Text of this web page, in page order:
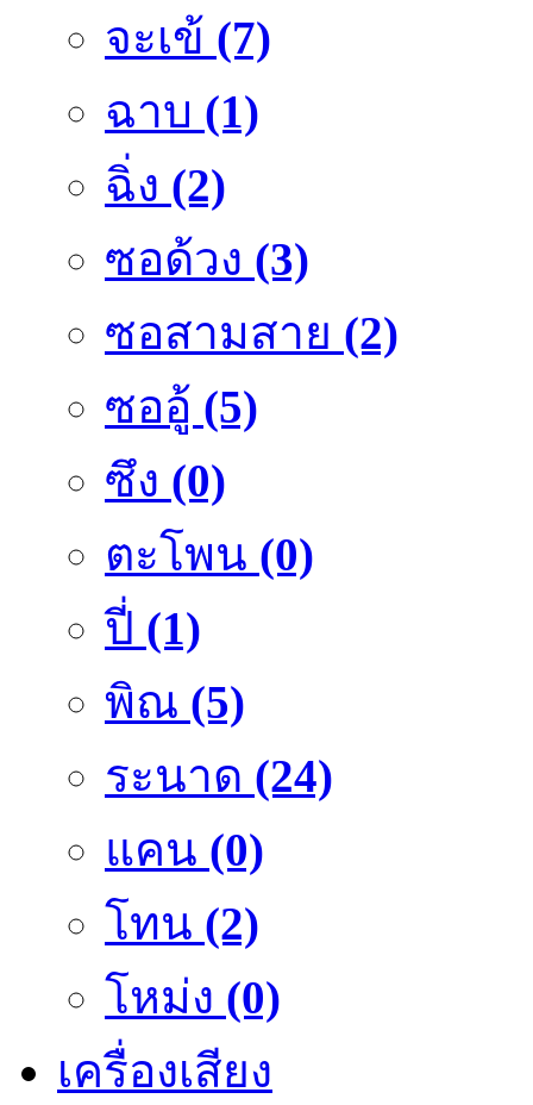
จะเข้ (7)
ฉาบ (1)
ฉิ่ง (2)
ซอด้วง (3)
ซอสามสาย (2)
ซออู้ (5)
ซึง (0)
ตะโพน (0)
ปี่ (1)
พิณ (5)
ระนาด (24)
แคน (0)
โทน (2)
โหม่ง (0)
เครื่องเสียง